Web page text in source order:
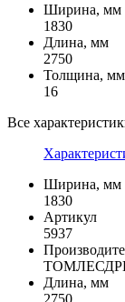
Ширина, мм
1830
Длина, мм
2750
Толщина, мм
16
Все
Ширина, мм
1830
Артикул
5937
Длина, мм
2750